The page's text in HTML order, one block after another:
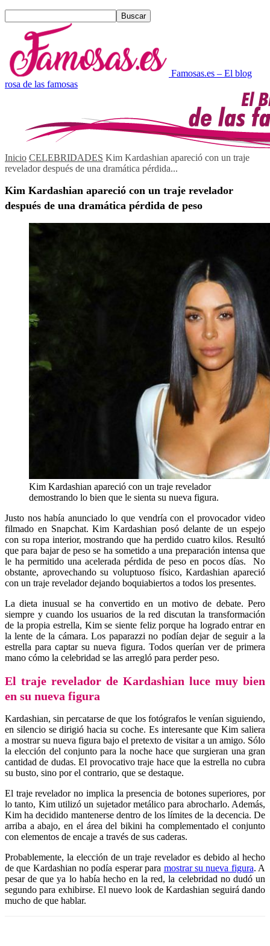
Famosas.es – El blog
rosa de las famosas
Inicio CELEBRIDADES Kim Kardashian apareció con un traje
revelador después de una dramática pérdida...
Kim Kardashian apareció con un traje revelador
después de una dramática pérdida de peso
Kim Kardashian apareció con un traje revelador
demostrando lo bien que le sienta su nueva figura.
Justo nos había anunciado lo que vendría con el provocador video
filmado en Snapchat. Kim Kardashian posó delante de un espejo
con su ropa interior, mostrando que ha perdido cuatro kilos. Resultó
que para bajar de peso se ha sometido a una preparación intensa que
le ha permitido una acelerada pérdida de peso en pocos días. No
obstante, aprovechando su voluptuoso físico, Kardashian apareció
con un traje revelador dejando boquiabiertos a todos los presentes.
La dieta inusual se ha convertido en un motivo de debate. Pero
siempre y cuando los usuarios de la red discutan la transformación
de la propia estrella, Kim se siente feliz porque ha logrado entrar en
la lente de la cámara. Los paparazzi no podían dejar de seguir a la
estrella para captar su nueva figura. Todos querían ver de primera
mano cómo la celebridad se las arregló para perder peso.
El traje revelador de Kardashian luce muy bien
en su nueva figura
Kardashian, sin percatarse de que los fotógrafos le venían siguiendo,
en silencio se dirigió hacia su coche. Es interesante que Kim saliera
a mostrar su nueva figura bajo el pretexto de visitar a un amigo. Sólo
la elección del conjunto para la noche hace que surgieran una gran
cantidad de dudas. El provocativo traje hace que la estrella no cubra
su busto, sino por el contrario, que se destaque.
El traje revelador no implica la presencia de botones superiores, por
lo tanto, Kim utilizó un sujetador metálico para abrocharlo. Además,
Kim ha decidido mantenerse dentro de los límites de la decencia. De
arriba a abajo, en el área del bikini ha complementado el conjunto
con elementos de encaje a través de sus caderas.
Probablemente, la elección de un traje revelador es debido al hecho
de que Kardashian no podía esperar para mostrar su nueva figura. A
pesar de que ya lo había hecho en la red, la celebridad no dudó un
segundo para exhibirse. El nuevo look de Kardashian seguirá dando
mucho de que hablar.